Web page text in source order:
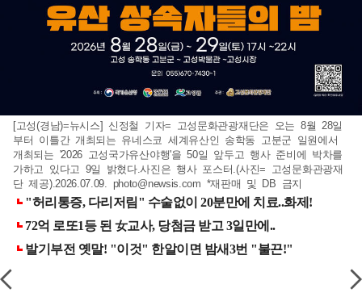
[고성(경남)=뉴시스] 신정철 기자= 고성문화관광재단은 오는 8월 28일
부터 이틀간 개최되는 유네스코 세계유산인 송학동 고분군 일원에서
개최되는 '2026 고성국가유산야행'을 50일 앞두고 행사 준비에 박차를
가하고 있다고 9일 밝혔다.사진은 행사 포스터.(사진= 고성문화관광재
단 제공).2026.07.09. photo@newsis.com *재판매 및 DB 금지